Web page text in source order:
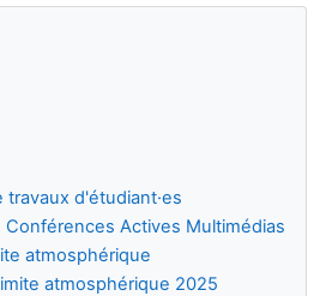
travaux d'étudiant·es
Conférences Actives Multimédias
atmosphérique
atmosphérique 2025